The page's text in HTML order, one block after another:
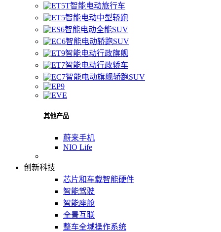
智能电动旅行车
智能电动中型轿跑
智能电动全能SUV
智能电动轿跑SUV
智能电动行政旗舰
智能电动行政轿车
智能电动旗舰轿跑SUV
其他产品
蔚来手机
NIO Life
创新科技
芯片和车载智能硬件
智能驾驶
智能座舱
全景互联
整车全域操作系统